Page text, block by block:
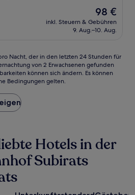
Der
Preis
beträgt
98 €
inkl. Steuern & Gebühren
9. Aug.–10. Aug.
Nacht, der in den letzten 24 Stunden für
von 2 Erwachsenen gefunden
können sich ändern. Es können
Bedingungen gelten.
Hotels in der
Subirats